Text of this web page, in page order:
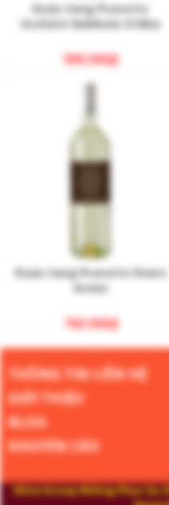
Rượu Vang Prunotto
Occhetti Nebbiolo D’Alba
990.000₫
Rượu Vang Prunotto Roero
Arneis
760.000₫
THÔNG TIN LIÊN HỆ
GIỚI THIỆU
BLOG
KHUYẾN CÁO
Wine Group Không Phục Vụ